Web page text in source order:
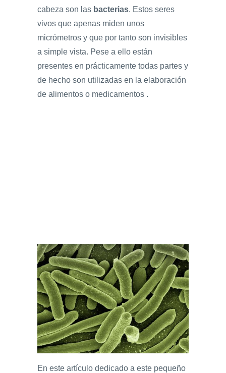
cabeza son las bacterias. Estos seres
vivos que apenas miden unos
micrómetros y que por tanto son invisibles
a simple vista. Pese a ello están
presentes en prácticamente todas partes y
de hecho son utilizadas en la elaboración
de alimentos o medicamentos .
En este artículo dedicado a este pequeño